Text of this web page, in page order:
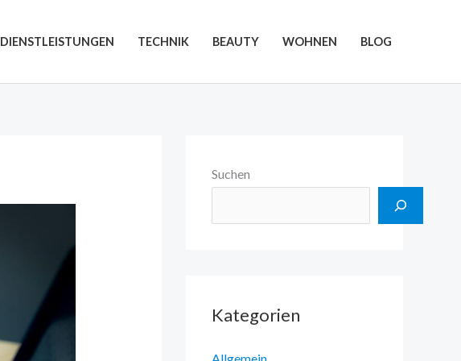
DIENSTLEISTUNGEN TECHNIK BEAUTY WOHNEN BLOG
Suchen
Kategorien